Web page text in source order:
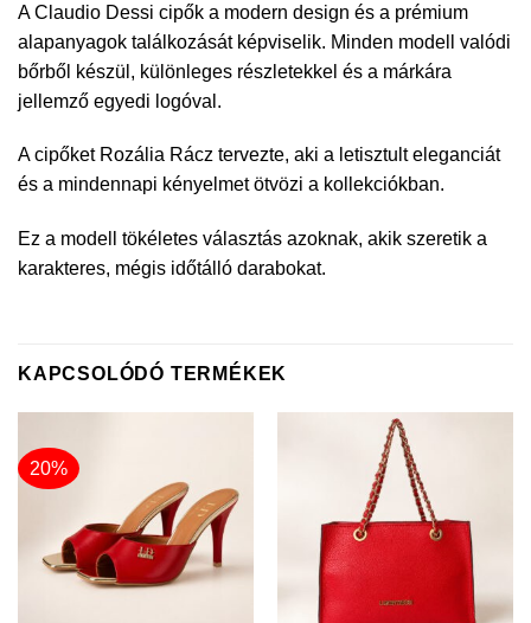
A Claudio Dessi cipők a modern design és a prémium
alapanyagok találkozását képviselik. Minden modell valódi
bőrből készül, különleges részletekkel és a márkára
jellemző egyedi logóval.
A cipőket Rozália Rácz tervezte, aki a letisztult eleganciát
és a mindennapi kényelmet ötvözi a kollekciókban.
Ez a modell tökéletes választás azoknak, akik szeretik a
karakteres, mégis időtálló darabokat.
KAPCSOLÓDÓ TERMÉKEK
20%